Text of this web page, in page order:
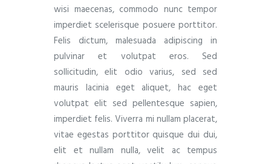
wisi maecenas, commodo nunc tempor
imperdiet scelerisque posuere porttitor.
Felis dictum, malesuada adipiscing in
pulvinar et volutpat eros. Sed
sollicitudin, elit odio varius, sed sed
mauris lacinia eget aliquet, hac eget
volutpat elit sed pellentesque sapien,
imperdiet felis. Viverra mi nullam placerat,
vitae egestas porttitor quisque dui dui,
elit et nullam nulla, velit ac tempus